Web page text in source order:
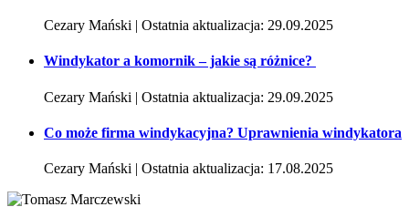
Cezary Mański | Ostatnia aktualizacja: 29.09.2025
Windykator a komornik – jakie są różnice?
Cezary Mański | Ostatnia aktualizacja: 29.09.2025
Co może firma windykacyjna? Uprawnienia windykatora
Cezary Mański | Ostatnia aktualizacja: 17.08.2025